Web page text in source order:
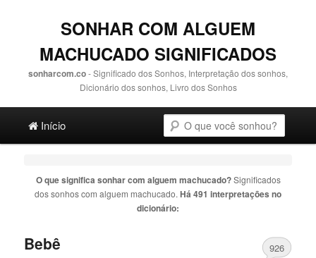
SONHAR COM ALGUEM
MACHUCADO SIGNIFICADOS
sonharcom.co- Significado dos Sonhos, Interpretação dos sonhos,
Dicionário dos sonhos, Livro dos Sonhos
Ir para o conteúdo principal
Ir para o conteúdo secundário
Início
O que significa sonhar com alguem machucado?Significados
dos sonhos com alguem machucado. Há 491 interpretações no
dicionário:
Bebê
926